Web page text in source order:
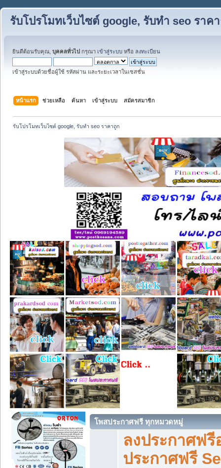
รับโปรโมทเว็บไซต์ google, รับทำ seo ราค
ยินดีต้อนรับคุณ, บุคคลทั่วไป กรุณา เข้าสู่ระบบ หรือ ลงทะเบียน
เข้าสู่ระบบด้วยชื่อผู้ใช้ รหัสผ่าน และระยะเวลาในเซสชั่น
หน้าแรก ช่วยเหลือ ค้นหา เข้าสู่ระบบ สมัครสมาชิก
รับโปรโมทเว็บไซต์ google, รับทำ seo ราคาถูก
โพสประกาศฟรี ทุกหมวดหมู่
ลงประกาศฟ
ประกาศฟรี